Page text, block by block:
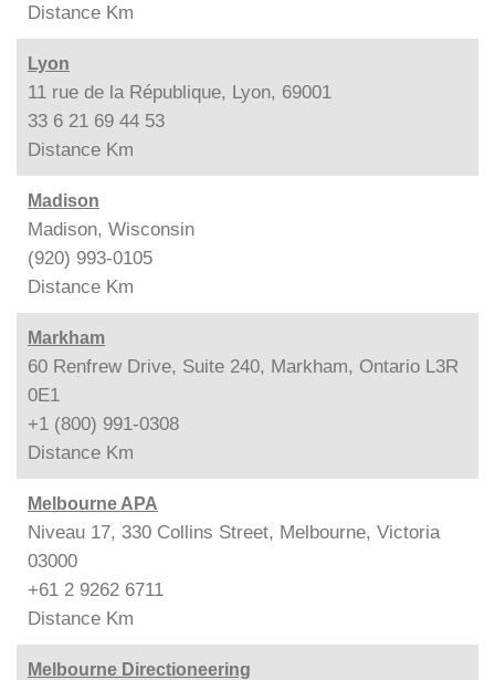
Distance Km
Lyon
11 rue de la République, Lyon, 69001
33 6 21 69 44 53
Distance Km
Madison
Madison, Wisconsin
(920) 993-0105
Distance Km
Markham
60 Renfrew Drive, Suite 240, Markham, Ontario L3R
0E1
+1 (800) 991-0308
Distance Km
Melbourne APA
Niveau 17, 330 Collins Street, Melbourne, Victoria
03000
+61 2 9262 6711
Distance Km
Melbourne Directioneering